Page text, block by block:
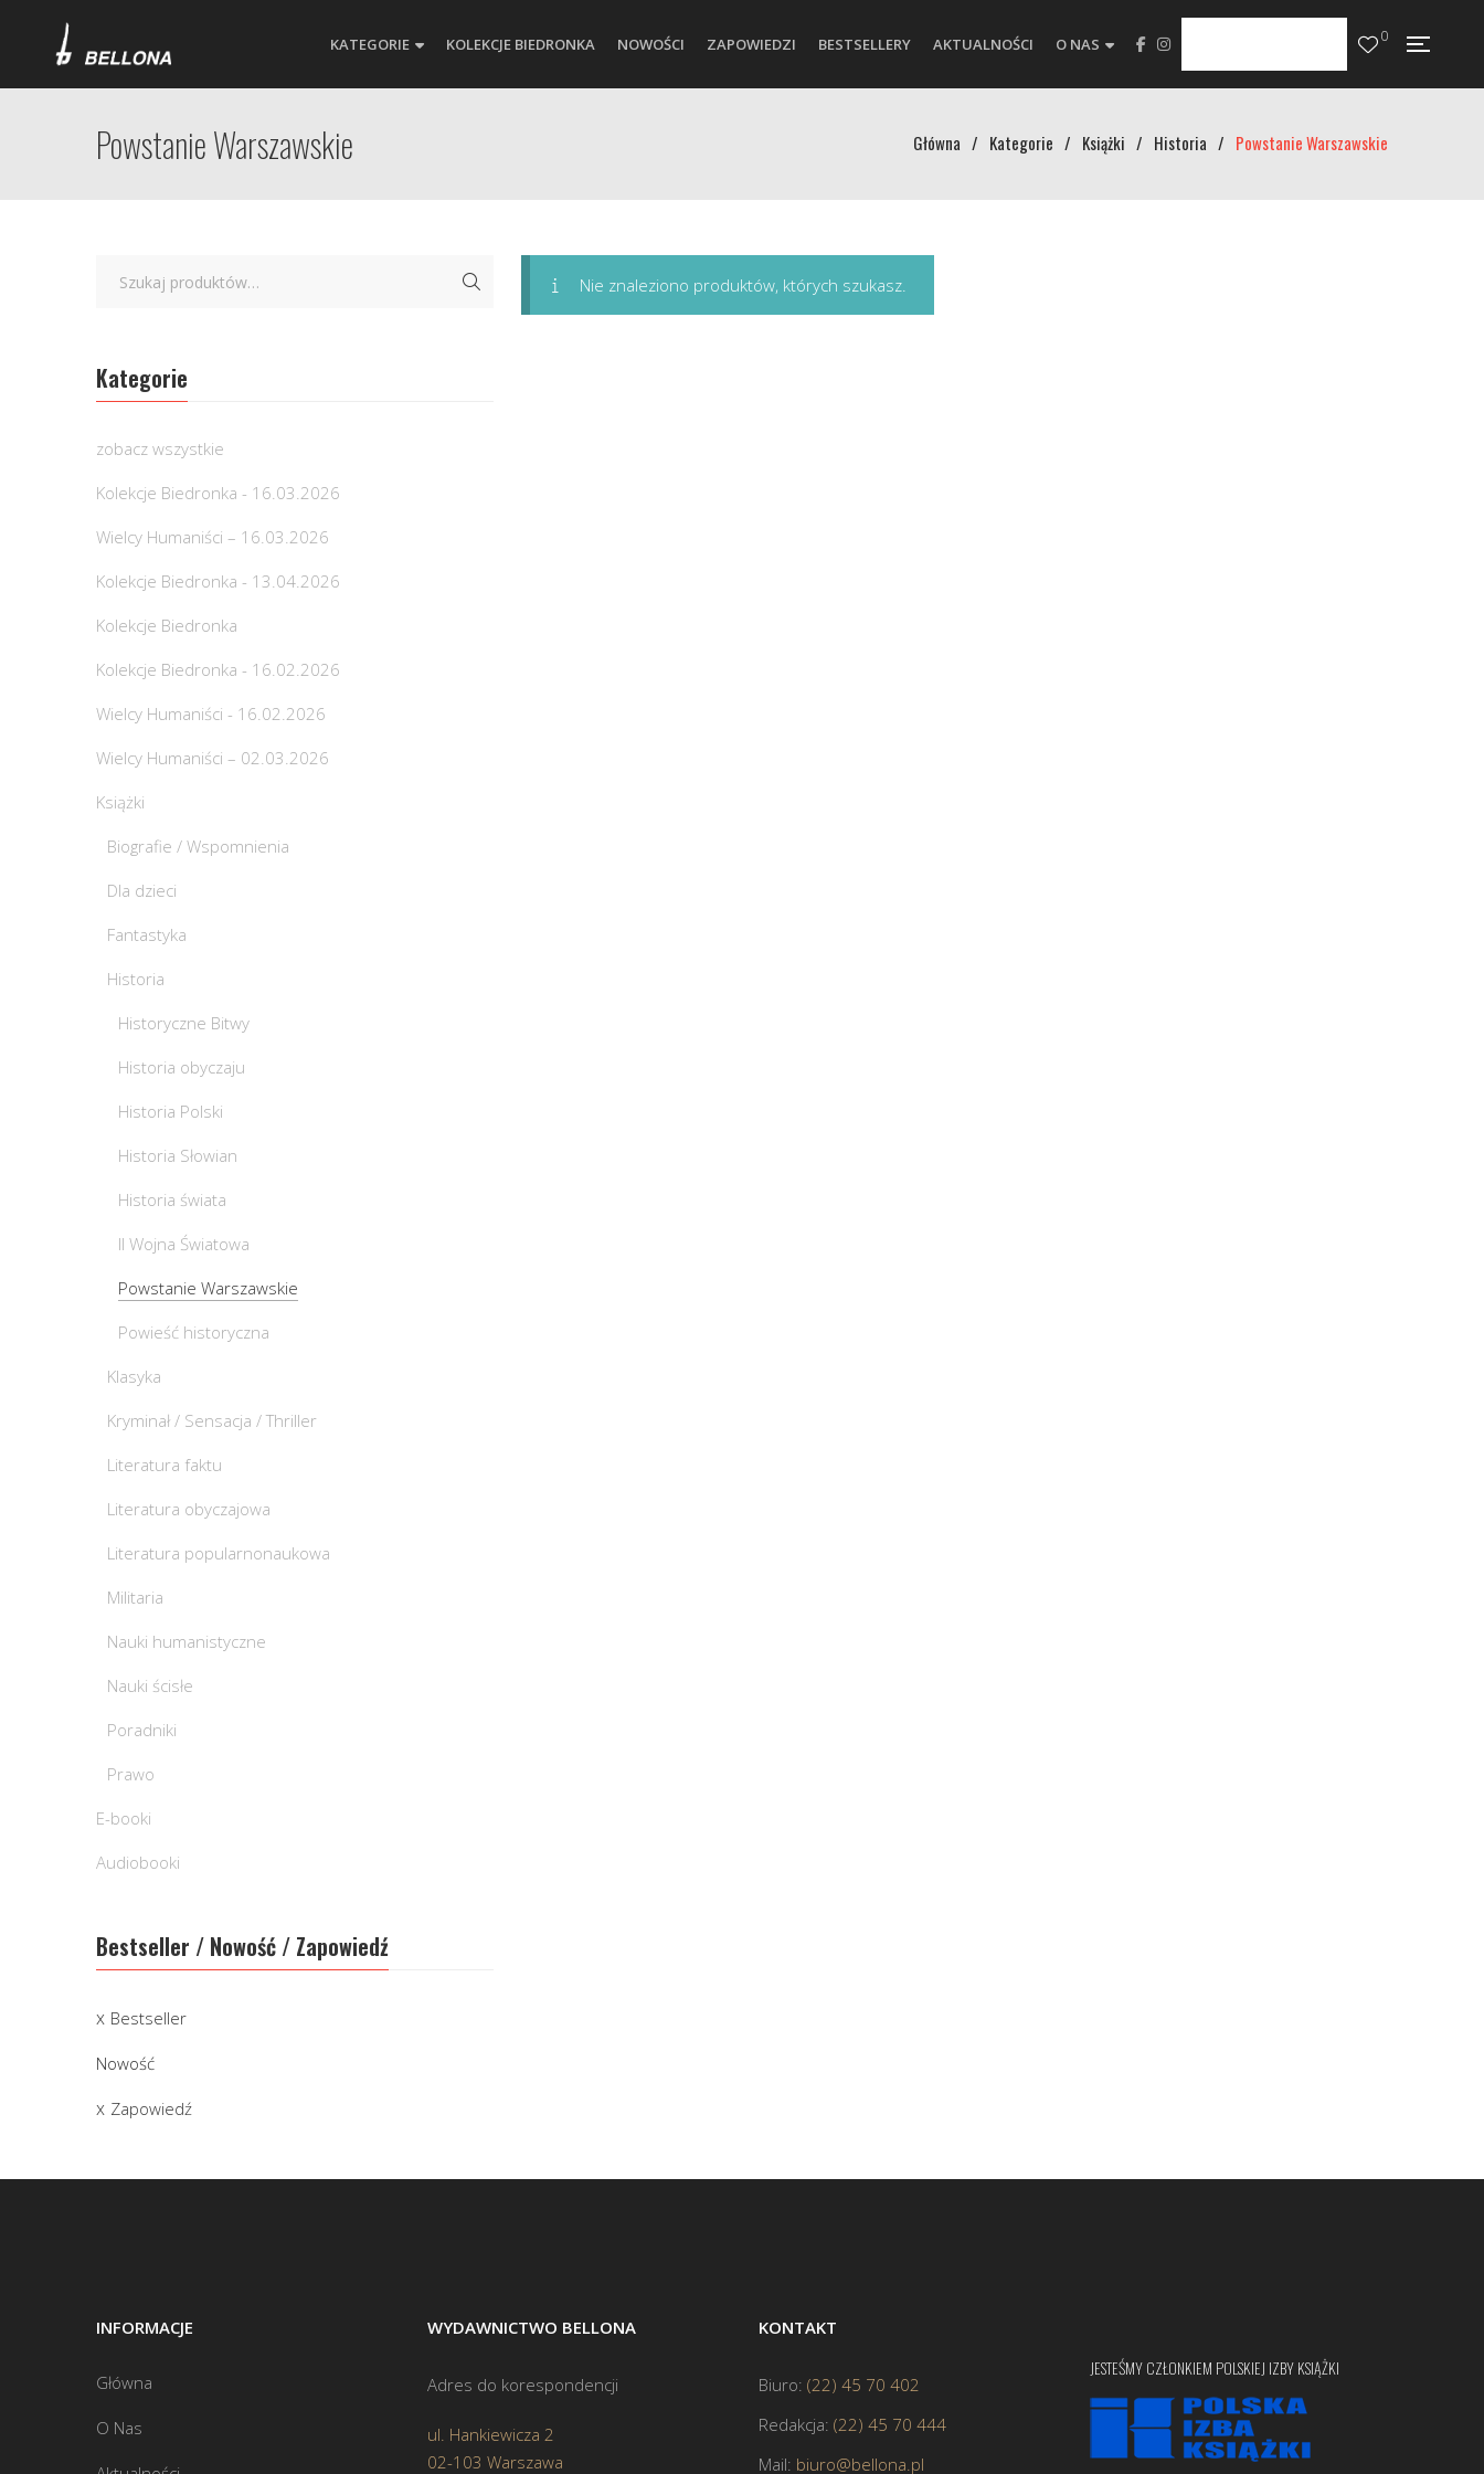
KATEGORIE KOLEKCJE BIEDRONKA NOWOŚCI ZAPOWIEDZI BESTSELLERY AKTUALNOŚCI O NAS 0
Powstanie Warszawskie Główna / Kategorie / Książki / Historia / Powstanie Warszawskie
Nie znaleziono produktów, których szukasz.
Kategorie
zobacz wszystkie
Kolekcje Biedronka - 16.03.2026
Wielcy Humaniści – 16.03.2026
Kolekcje Biedronka - 13.04.2026
Kolekcje Biedronka
Kolekcje Biedronka - 16.02.2026
Wielcy Humaniści - 16.02.2026
Wielcy Humaniści – 02.03.2026
Książki
Biografie / Wspomnienia
Dla dzieci
Fantastyka
Historia
Historyczne Bitwy
Historia obyczaju
Historia Polski
Historia Słowian
Historia świata
II Wojna Światowa
Powstanie Warszawskie
Powieść historyczna
Klasyka
Kryminał / Sensacja / Thriller
Literatura faktu
Literatura obyczajowa
Literatura popularnonaukowa
Militaria
Nauki humanistyczne
Nauki ścisłe
Poradniki
Prawo
E-booki
Audiobooki
Bestseller / Nowość / Zapowiedź
Bestseller
Nowość
Zapowiedź
INFORMACJE
Główna
O Nas
WYDAWNICTWO BELLONA
Adres do korespondencji
ul. Hankiewicza 2
02-103 Warszawa
KONTAKT
Biuro: (22) 45 70 402
Redakcja: (22) 45 70 444
Mail: biuro@bellona.pl
JESTEŚMY CZŁONKIEM POLSKIEJ IZBY KSIĄŻKI